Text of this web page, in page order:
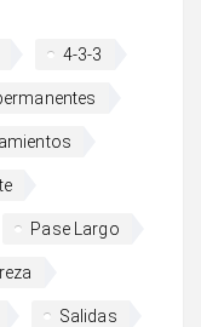
4-3-3
Pase Largo
Salidas